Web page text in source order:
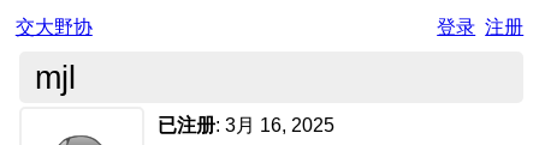
交大野协 登录 注册
mjl
已注册: 3月 16, 2025